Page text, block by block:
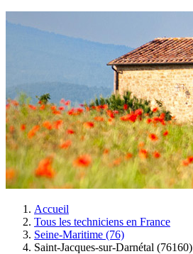
Accueil
Tous les techniciens en France
Seine-Maritime (76)
Saint-Jacques-sur-Darnétal (76160)